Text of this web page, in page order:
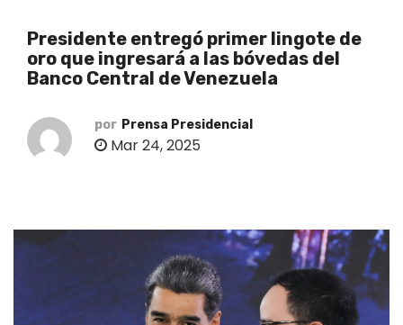
Presidente entregó primer lingote de
oro que ingresará a las bóvedas del
Banco Central de Venezuela
por Prensa Presidencial
Mar 24, 2025